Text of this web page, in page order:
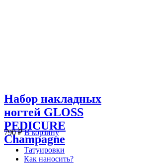
Набор накладных
ногтей GLOSS
PEDICURE
Champagne
790₽ В корзину
Татуировки
Как наносить?